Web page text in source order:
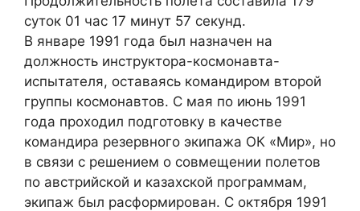
суток 01 час 17 минут 57 секунд.
В январе 1991 года был назначен на
должность инструктора-космонавта-
испытателя, оставаясь командиром второй
группы космонавтов. С мая по июнь 1991
года проходил подготовку в качестве
командира резервного экипажа ОК «Мир», но
в связи с решением о совмещении полетов
по австрийской и казахской программам,
экипаж был расформирован. С октября 1991